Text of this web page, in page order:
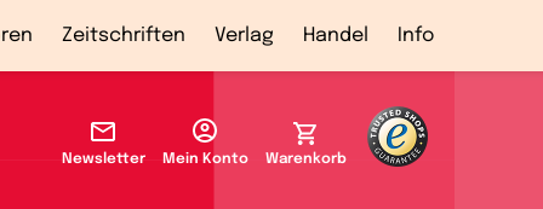
Zeitschriften Verlag Handel Info
Newsletter Mein Konto Warenkorb